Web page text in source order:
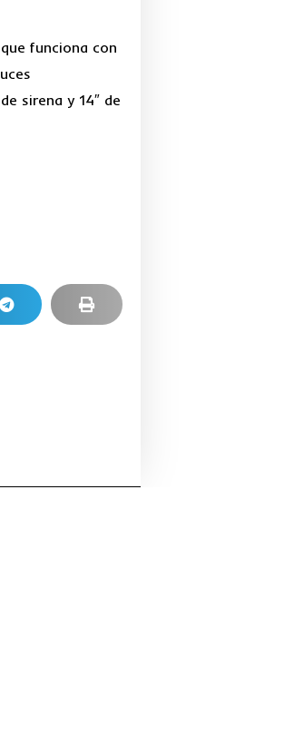
funciona con
sirena y 14″ de